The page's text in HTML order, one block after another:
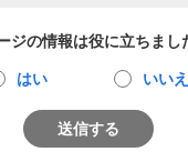
ジの情報は役に立ちまし
はい いいえ
送信する